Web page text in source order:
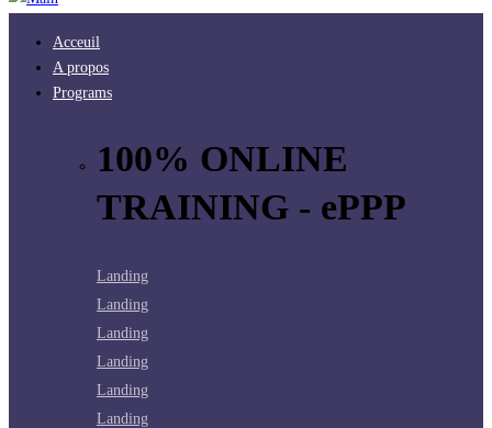
Acceuil
A propos
Programs
100% ONLINE
TRAINING - ePPP
Landing
Landing
Landing
Landing
Landing
Landing